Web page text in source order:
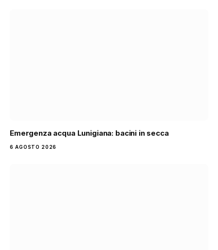
Emergenza acqua Lunigiana: bacini in secca
6 AGOSTO 2026